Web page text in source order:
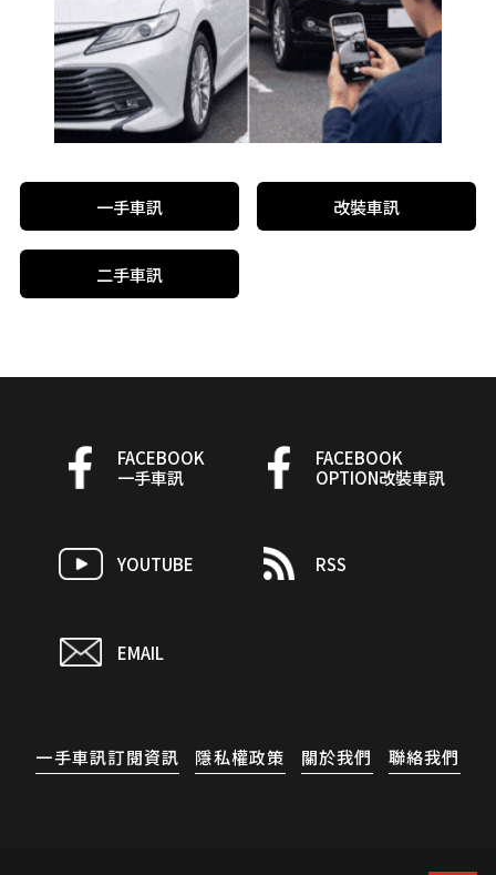
一手車訊 改裝車訊
二手車訊
FACEBOOK
一手車訊
FACEBOOK
OPTION改裝車訊
YOUTUBE RSS
EMAIL
一手車訊訂閱資訊 隱私權政策 關於我們 聯絡我們